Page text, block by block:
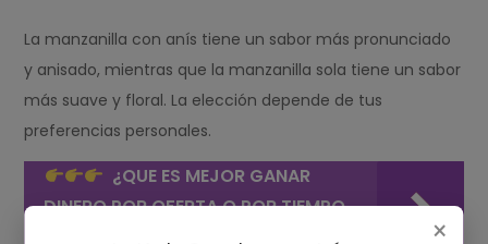
La manzanilla con anís tiene un sabor más pronunciado
y anisado, mientras que la manzanilla sola tiene un sabor
más suave y floral. La elección depende de tus
preferencias personales.
¿QUE ES MEJOR GANAR
DINERO POR OFERTA O POR TIEMPO
EN DOORDASH?
×